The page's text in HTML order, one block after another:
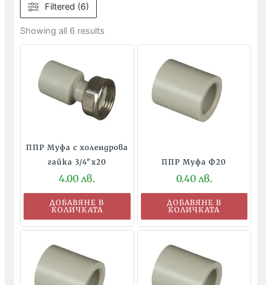
Filtered (6)
Showing all 6 results
ППР Муфа с холендрова
гайка 3/4″x20
4.00 лв.
ДОБАВЯНЕ В
КОЛИЧКАТА
ППР Муфа Ф20
0.40 лв.
ДОБАВЯНЕ В
КОЛИЧКАТА